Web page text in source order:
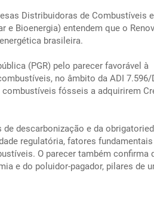
Distribuidoras de Combustíveis
e Bioenergia) entendem que o
brasileira.
(PGR) pelo parecer favorável à
no âmbito da ADI 7.596/
fósseis a adquirirem
descarbonização e da
regulatória, fatores
O parecer também confirma
e do poluidor-pagador, pilares de